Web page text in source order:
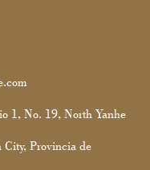
1, No. 19, North Yanhe
City, Provincia de